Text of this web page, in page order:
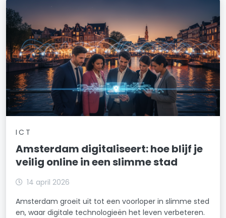
ICT
Amsterdam digitaliseert: hoe blijf je
veilig online in een slimme stad
14 april 2026
Amsterdam groeit uit tot een voorloper in slimme sted
en, waar digitale technologieën het leven verbeteren.